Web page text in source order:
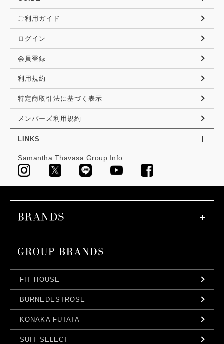
ご利用ガイド
ログイン
会員登録
利用規約
特定商取引法に基づく表示
メンバーズ利用規約
LINKS
Samantha Thavasa Group Info.
FIT HOUSE
BURNEDESTROSE
KONAKA FUTATA
SUIT SELECT